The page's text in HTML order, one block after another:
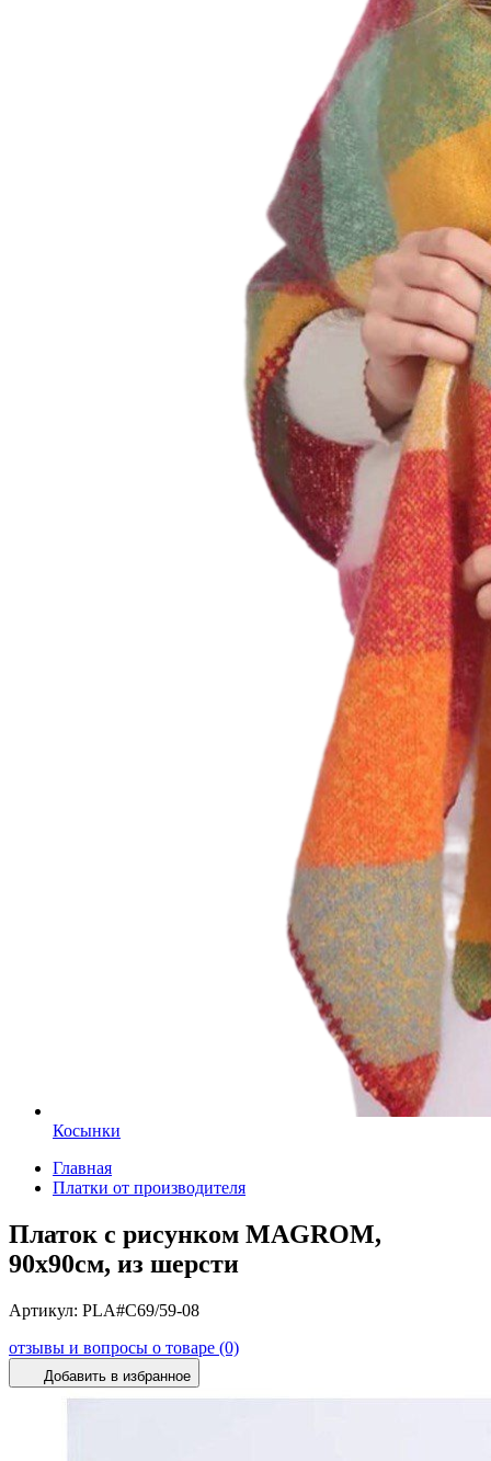
Косынки
Главная
Платки от производителя
Платок с рисунком MAGROM,
90х90см, из шерсти
Артикул: PLA#C69/59-08
отзывы и вопросы о товаре (0)
Добавить в избранное